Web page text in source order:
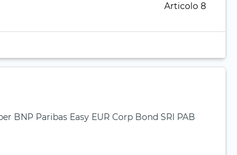
Articolo 8
BNP Paribas Easy EUR Corp Bond SRI PAB